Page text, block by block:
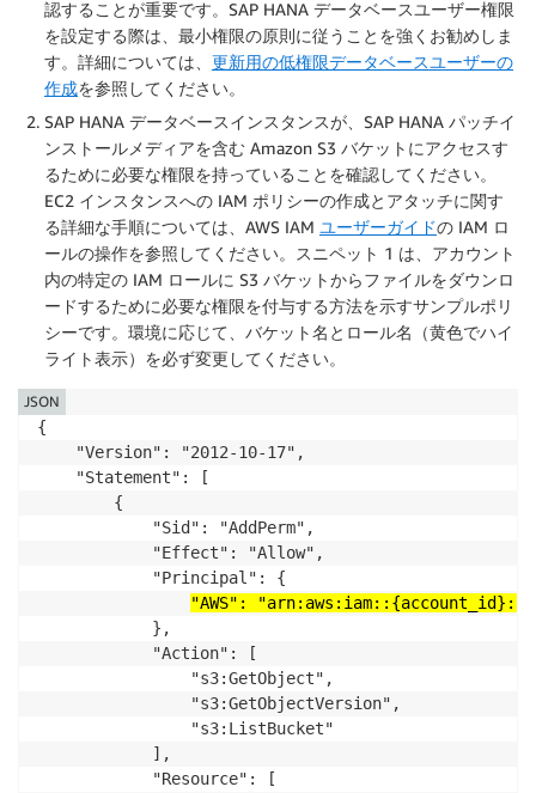
認することが重要です。SAP HANA データベースユーザー権限
を設定する際は、最小権限の原則に従うことを強くお勧めしま
す。詳細については、 更新用の低権限データベースユーザーの
作成を参照してください。
SAP HANA データベースインスタンスが、SAP HANA パッチイ
ンストールメディアを含む Amazon S3 バケットにアクセスす
るために必要な権限を持っていることを確認してください。
EC2 インスタンスへの IAM ポリシーの作成とアタッチに関す
る詳細な手順については、AWS IAM ユーザーガイドの IAM ロ
ールの操作を参照してください。スニペット 1 は、アカウント
内の特定の IAM ロールに S3 バケットからファイルをダウンロ
ードするために必要な権限を付与する方法を示すサンプルポリ
シーです。環境に応じて、バケット名とロール名（黄色でハイ
ライト表示）を必ず変更してください。
{
    "Version": "2012-10-17",
    "Statement": [
        {
            "Sid": "AddPerm",
            "Effect": "Allow",
            "Principal": {
"AWS":
            },
            "Action": [
                "s3:GetObject",
                "s3:GetObjectVersion",
                "s3:ListBucket"
            ],
            "Resource": [
JSON